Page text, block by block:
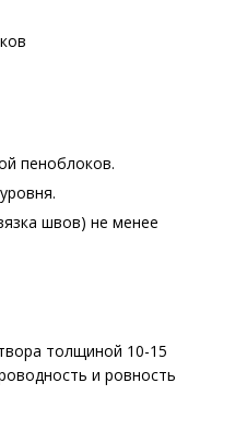
пеноблоков.
швов) не менее
толщиной 10-15
и ровность